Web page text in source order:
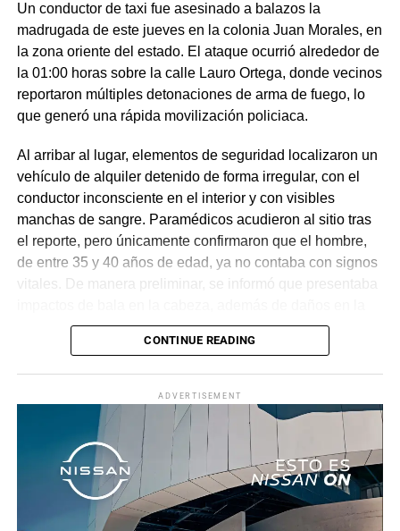
Un conductor de taxi fue asesinado a balazos la
madrugada de este jueves en la colonia Juan Morales, en
la zona oriente del estado. El ataque ocurrió alrededor de
la 01:00 horas sobre la calle Lauro Ortega, donde vecinos
reportaron múltiples detonaciones de arma de fuego, lo
que generó una rápida movilización policiaca.
Al arribar al lugar, elementos de seguridad localizaron un
vehículo de alquiler detenido de forma irregular, con el
conductor inconsciente en el interior y con visibles
manchas de sangre. Paramédicos acudieron al sitio tras
el reporte, pero únicamente confirmaron que el hombre,
de entre 35 y 40 años de edad, ya no contaba con signos
vitales. De manera preliminar, se informó que presentaba
puerta del lado del conductor.
realizaron las diligencias correspondientes y el
levantamiento del cuerpo. Hasta el momento no se
cuenta con información sobre los agresores, y el cadáver
fue trasladado al Servicio Médico Forense en espera de
ser identificado, en tanto continúan las investigaciones.
CONTINUE READING
ADVERTISEMENT